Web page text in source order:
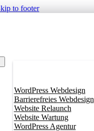
to footer
WordPress Webdesign
Barrierefreies Webdesign
Website Relaunch
Website Wartung
WordPress Agentur